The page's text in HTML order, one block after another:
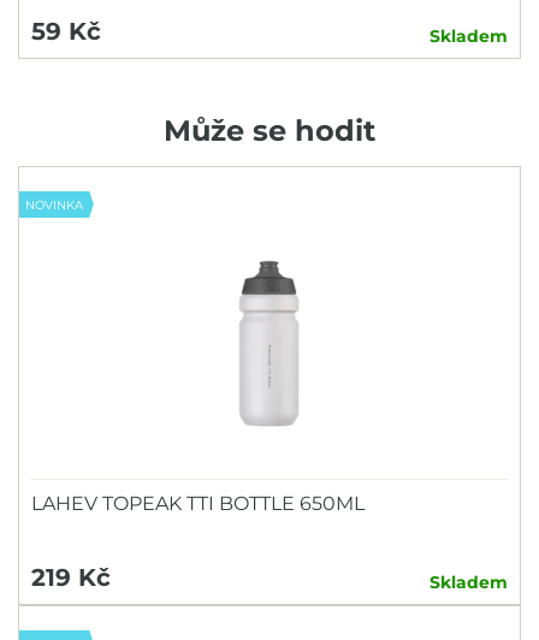
59 Kč Skladem
Může se hodit
NOVINKA
LAHEV TOPEAK TTI BOTTLE 650ML
219 Kč Skladem